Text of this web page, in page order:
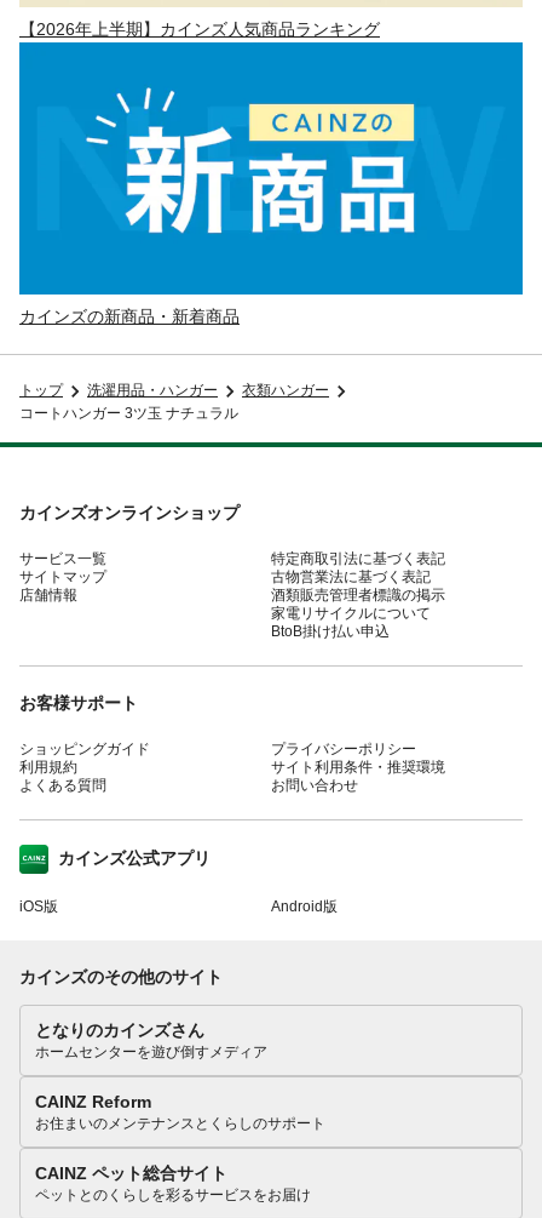
【2026年上半期】カインズ人気商品ランキング
カインズの新商品・新着商品
トップ 洗濯用品・ハンガー
衣類ハンガー
コートハンガー 3ツ玉 ナチュラル
カインズオンラインショップ
サービス一覧
サイトマップ
店舗情報
特定商取引法に基づく表記
古物営業法に基づく表記
酒類販売管理者標識の掲示
家電リサイクルについて
BtoB掛け払い申込
お客様サポート
ショッピングガイド
利用規約
よくある質問
プライバシーポリシー
サイト利用条件・推奨環境
お問い合わせ
カインズ公式アプリ
iOS版 Android版
カインズのその他のサイト
となりのカインズさん
ホームセンターを遊び倒すメディア
CAINZ Reform
お住まいのメンテナンスとくらしのサポート
CAINZ ペット総合サイト
ペットとのくらしを彩るサービスをお届け